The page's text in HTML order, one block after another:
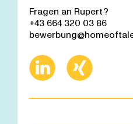
Fragen an Rupert?
+43 664 320 03 86